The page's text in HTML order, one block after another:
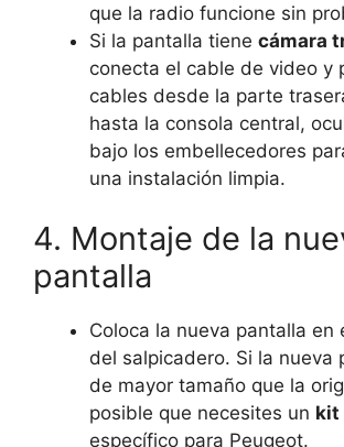
que la radio funcione sin
Si la pantalla tiene cámara
conecta el cable de video y
cables desde la parte
hasta la consola central,
bajo los embellecedores
una instalación limpia.
4. Montaje de la
pantalla
Coloca la nueva pantalla en
del salpicadero. Si la nueva
de mayor tamaño que la
posible que necesites un kit
específico para Peugeot.